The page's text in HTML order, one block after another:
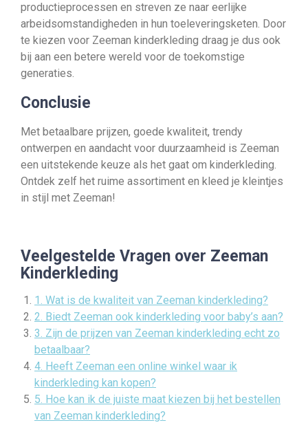
productieprocessen en streven ze naar eerlijke
arbeidsomstandigheden in hun toeleveringsketen. Door
te kiezen voor Zeeman kinderkleding draag je dus ook
bij aan een betere wereld voor de toekomstige
generaties.
Conclusie
Met betaalbare prijzen, goede kwaliteit, trendy
ontwerpen en aandacht voor duurzaamheid is Zeeman
een uitstekende keuze als het gaat om kinderkleding.
Ontdek zelf het ruime assortiment en kleed je kleintjes
in stijl met Zeeman!
Veelgestelde Vragen over Zeeman
Kinderkleding
1. Wat is de kwaliteit van Zeeman kinderkleding?
2. Biedt Zeeman ook kinderkleding voor baby’s aan?
3. Zijn de prijzen van Zeeman kinderkleding echt zo
betaalbaar?
4. Heeft Zeeman een online winkel waar ik
kinderkleding kan kopen?
5. Hoe kan ik de juiste maat kiezen bij het bestellen
van Zeeman kinderkleding?